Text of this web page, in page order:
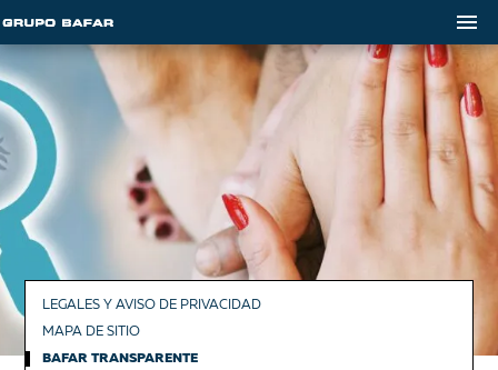
LEGALES Y AVISO DE PRIVACIDAD
MAPA DE SITIO
BAFAR TRANSPARENTE